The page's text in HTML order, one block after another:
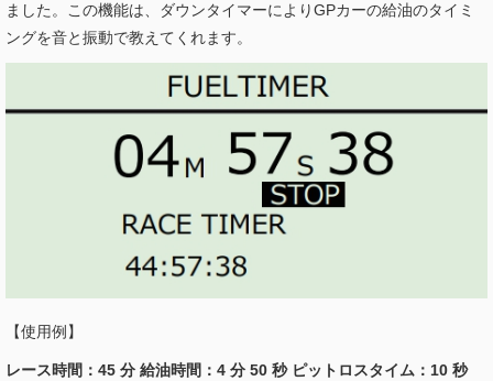
ました。この機能は、ダウンタイマーによりGPカーの給油のタイミ
ングを音と振動で教えてくれます。
【使用例】
レース時間：45 分 給油時間：4 分 50 秒 ピットロスタイム：10 秒